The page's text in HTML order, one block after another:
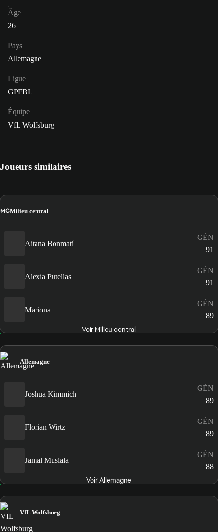
Âge
26
Pays
Allemagne
Ligue
GPFBL
Équipe
VfL Wolfsburg
Joueurs similaires
MCMilieu central
Aitana Bonmatí
GÉN
91
Alexia Putellas
GÉN
91
Mariona
GÉN
89
Voir Milieu central
Allemagne
Joshua Kimmich
GÉN
89
Florian Wirtz
GÉN
89
Jamal Musiala
GÉN
88
Voir Allemagne
VfL Wolfsburg